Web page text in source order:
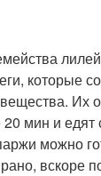
которые
Их
мин и
можно
вскоре